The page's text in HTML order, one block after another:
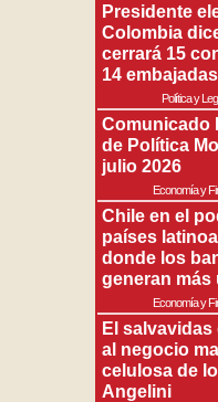
Presidente
Colombia
cerrará 15
14 embajadas
Política y
Comunicado
de Política
julio 2026
Economía y
Chile en el
países
donde los
generan más
Economía y
El salvavidas
al negocio
celulosa de
Angelini